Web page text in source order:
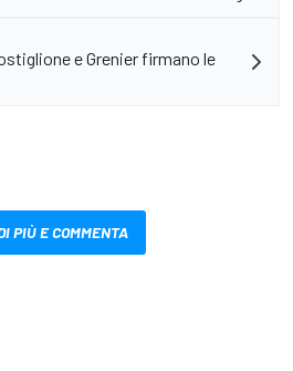
e Grenier firmano le
PIÙ E COMMENTA